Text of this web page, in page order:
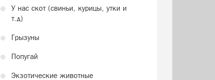
У нас скот (свиньи, курицы, утки и
т.д)
Грызуны
Попугай
Экзотические животные